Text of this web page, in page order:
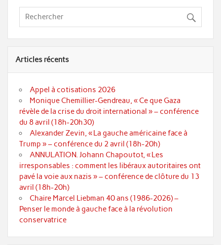
Articles récents
Appel à cotisations 2026
Monique Chemillier-Gendreau, « Ce que Gaza
révèle de la crise du droit international » – conférence
du 8 avril (18h-20h30)
Alexander Zevin, « La gauche américaine face à
Trump » – conférence du 2 avril (18h-20h)
ANNULATION. Johann Chapoutot, « Les
irresponsables : comment les libéraux autoritaires ont
pavé la voie aux nazis » – conférence de clôture du 13
avril (18h-20h)
Chaire Marcel Liebman 40 ans (1986-2026) –
Penser le monde à gauche face à la révolution
conservatrice